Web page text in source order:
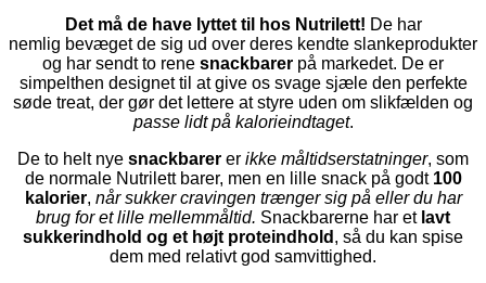
Det må de have lyttet til hos Nutrilett! De har
nemlig bevæget de sig ud over deres kendte slankeprodukter
og har sendt to rene snackbarer på markedet. De er
simpelthen designet til at give os svage sjæle den perfekte
søde treat, der gør det lettere at styre uden om slikfælden og
passe lidt på kalorieindtaget.
De to helt nye snackbarer er ikke måltidserstatninger, som
de normale Nutrilett barer, men en lille snack på godt 100
kalorier, når sukker cravingen trænger sig på eller du har
brug for et lille mellemmåltid. Snackbarerne har et lavt
sukkerindhold og et højt proteindhold , så du kan spise
dem med relativt god samvittighed.